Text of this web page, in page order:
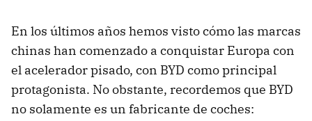
En los últimos años hemos visto cómo las marcas
chinas han comenzado a conquistar Europa con
el acelerador pisado, con BYD como principal
protagonista. No obstante, recordemos que BYD
no solamente es un fabricante de coches: